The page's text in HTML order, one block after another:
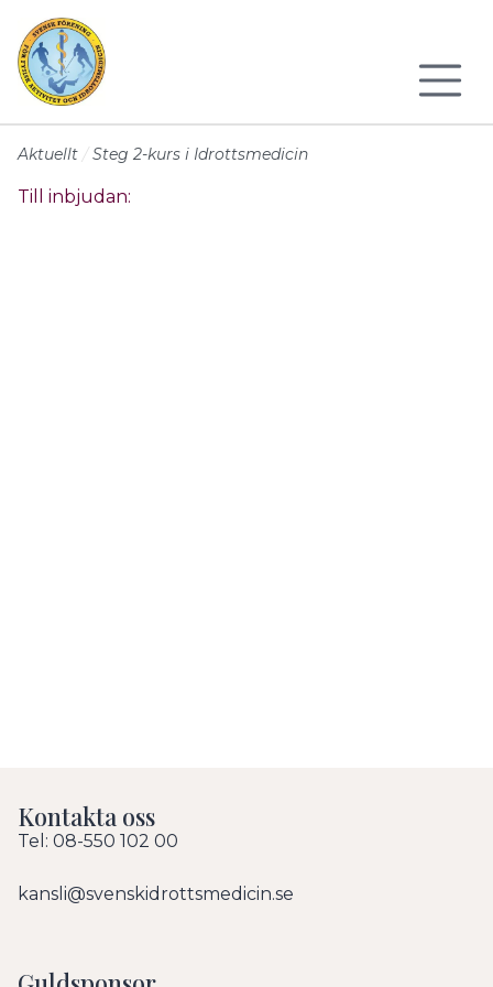
Aktuellt Steg 2-kurs i Idrottsmedicin
Till inbjudan:
Kontakta oss
Tel: 08-550 102 00
kansli@svenskidrottsmedicin.se